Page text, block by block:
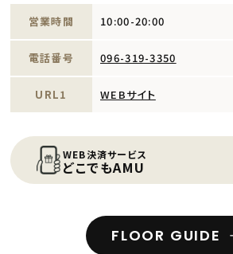
営業時間 10:00-20:00
電話番号 096-319-3350
URL1 WEBサイト
WEB決済サービス
どこでもAMU
FLOOR GUIDE